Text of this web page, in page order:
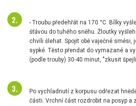
- Troubu předehřát na 170 °C. Bílky
šťávou do tuhého sněhu. Žloutky
chvíli šlehat. Spojit obě vaječné směsi,
sypké. Těsto přendat do vymazané a
(podle trouby) 30-40 minut, "zkusit
Po vychladnutí z korpusu odřezat
části. Vrchní část rozdrobit na posyp a